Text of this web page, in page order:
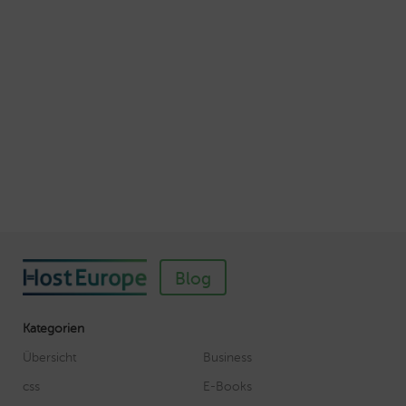
Blog
Kategorien
Übersicht
Business
css
E-Books